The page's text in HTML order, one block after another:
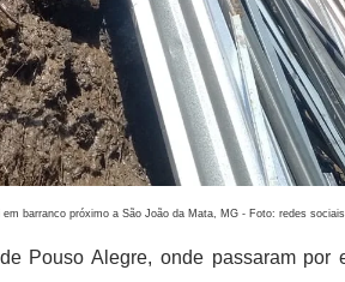
barranco próximo a São João da Mata, MG - Foto: redes sociais
Pouso Alegre, onde passaram por